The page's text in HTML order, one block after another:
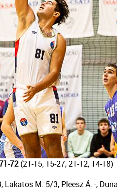
72(21-15, 15-27, 21-12, 14-18)
M. 5/3, Pleesz Á. -,